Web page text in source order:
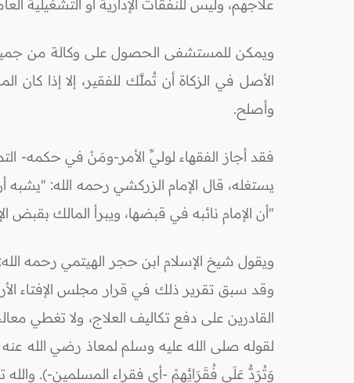
علاجهم، وليس للنفقات الإدارية أو التشغيلية
ويمكن للمستشفى الحصول على وكالة من جميع
الأصل في الزكاة أن تُملَّك للفقير، إلا إذا كان
وأصلح.
فقد أجاز الفقهاء لوليِّ الأمر-ومَنْ في حكمه-
"أن الإمام نائبه في قبضها، ويبرأ المالك بقبض
وقد سبق تقرير ذلك في قرار مجلس الإفتاء
القادرين على دفع تكاليف العلاج، ولا تغطي
لقوله صلى الله عليه وسلم لمعاذ رضي الله
وَتُرَدُّ عَلَى فُقَرَائِهِمْ -أي فقراء المسلمين-). والله